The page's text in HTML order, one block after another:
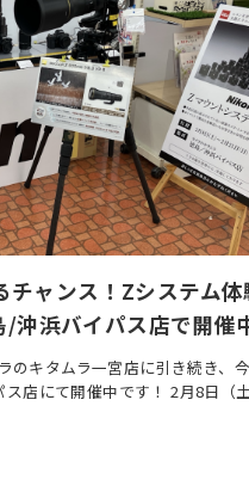
ャンス！Zシステム体
沖浜バイパス店で開催
のキタムラ一宮店に引き続き、
店にて開催中です！ 2月8日（